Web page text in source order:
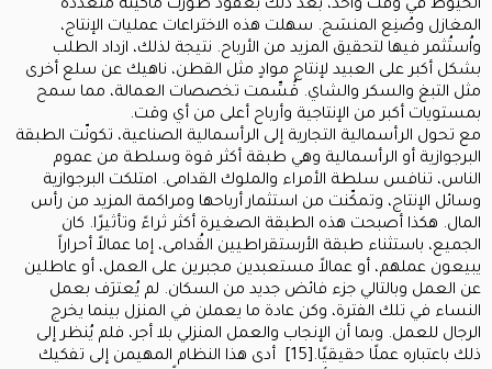
الخيوط في وقت واحد، بعد ذلك بعقود طُوِّرت ماكينة متعددة
المغازل وصُنِع المنسَج. سهلت هذه الاختراعات عمليات الإنتاج،
واُستُثمر فيها لتحقيق المزيد من الأرباح. نتيجة لذلك، ازداد الطلب
بشكل أكبر على العبيد لإنتاج موادٍ مثل القطن، ناهيك عن سلع أخرى
مثل التبغ والسكر والشاي. قُسِّمت تخصصات العمالة، مما سمح
بمستويات أكبر من الإنتاجية وأرباح أعلى من أي وقت.
مع تحول الرأسمالية التجارية إلى الرأسمالية الصناعية، تكونّت الطبقة
البرجوازية أو الرأسمالية وهي طبقة أكثر قوة وسلطة من عموم
الناس، تنافس سلطة الأمراء والملوك القدامى. امتلكت البرجوازية
وسائل الإنتاج، وتمكّنت من استثمار أرباحها ومراكمة المزيد من رأس
المال. هكذا أصبحت هذه الطبقة الصغيرة أكثر ثراءً وتأثيرًا. كان
الجميع، باستثناء طبقة الأرستقراطيين القُدامى، إما عمالاً أحراراً
يبيعون عملهم، أو عمالاً مستعبدين مجبرين على العمل، أو عاطلين
عن العمل وبالتالي جزء فائض جديد من السكان. لم يُعترَف بعمل
النساء في تلك الفترة، وكن عادة ما يعملن في المنزل بينما يخرج
الرجال للعمل. وبما أن الإنجاب والعمل المنزلي بلا أجر، فلم يُنظر إلى
ذلك باعتباره عملًا حقيقيًا.[15] أدى هذا النظام المهيمن إلى تفكيك